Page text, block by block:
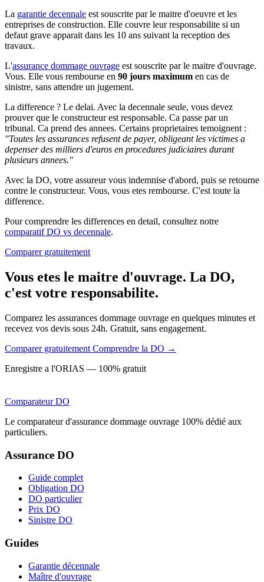
La garantie decennale est souscrite par le maitre d'oeuvre et les
entreprises de construction. Elle couvre leur responsabilite si un
defaut grave apparait dans les 10 ans suivant la reception des
travaux.
L'assurance dommage ouvrage est souscrite par le maitre d'ouvrage.
Vous. Elle vous rembourse en 90 jours maximum en cas de
sinistre, sans attendre un jugement.
La difference ? Le delai. Avec la decennale seule, vous devez
prouver que le constructeur est responsable. Ca passe par un
tribunal. Ca prend des annees. Certains proprietaires temoignent :
"Toutes les assurances refusent de payer, obligeant les victimes a
depenser des milliers d'euros en procedures judiciaires durant
plusieurs annees."
Avec la DO, votre assureur vous indemnise d'abord, puis se retourne
contre le constructeur. Vous, vous etes rembourse. C'est toute la
difference.
Pour comprendre les differences en detail, consultez notre
comparatif DO vs decennale.
Comparer gratuitement
Vous etes le maitre d'ouvrage. La DO,
c'est votre responsabilite.
Comparez les assurances dommage ouvrage en quelques minutes et
recevez vos devis sous 24h. Gratuit, sans engagement.
Comparer gratuitement Comprendre la DO →
Enregistre a l'ORIAS — 100% gratuit
ComparateurDO
Le comparateur d'assurance dommage ouvrage 100% dédié aux
particuliers.
Assurance DO
Guide complet
Obligation DO
DO particulier
Prix DO
Sinistre DO
Guides
Garantie décennale
Maître d'ouvrage